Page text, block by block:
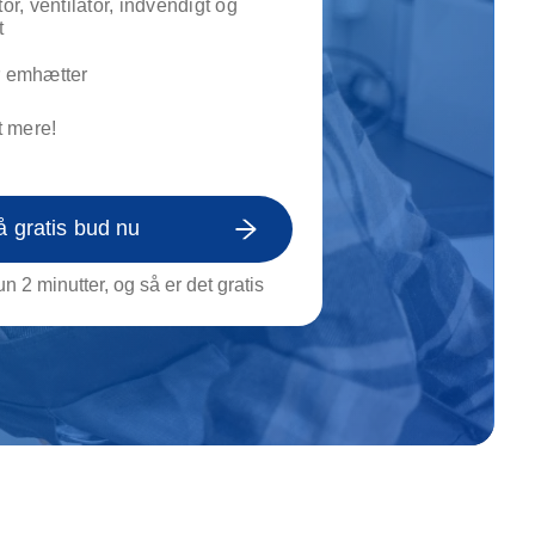
af tagrende
af genstande
rengøring
ventilator, indvendigt og
emhætter
mere!
gratis bud nu
2 minutter, og så er det gratis